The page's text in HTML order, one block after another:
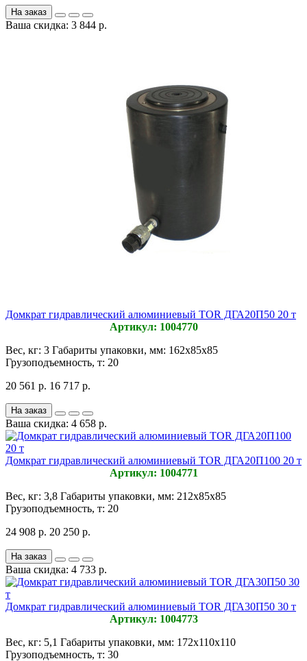
На заказ
Ваша скидка: 3 844 р.
Домкрат гидравлический алюминиевый TOR ДГА20П50 20 т
Артикул: 1004770
Вес, кг: 3 Габариты упаковки, мм: 162х85х85
Грузоподъемность, т: 20
20 561 р. 16 717 р.
На заказ
Ваша скидка: 4 658 р.
Домкрат гидравлический алюминиевый TOR ДГА20П100 20 т
Артикул: 1004771
Вес, кг: 3,8 Габариты упаковки, мм: 212х85х85
Грузоподъемность, т: 20
24 908 р. 20 250 р.
На заказ
Ваша скидка: 4 733 р.
Домкрат гидравлический алюминиевый TOR ДГА30П50 30 т
Артикул: 1004773
Вес, кг: 5,1 Габариты упаковки, мм: 172х110х110
Грузоподъемность, т: 30